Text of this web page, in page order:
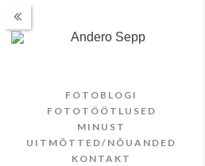
FOTOBLOGI
FOTOTÖÖTLUSED
MINUST
UITMÕTTED/NÕUANDED
KONTAKT